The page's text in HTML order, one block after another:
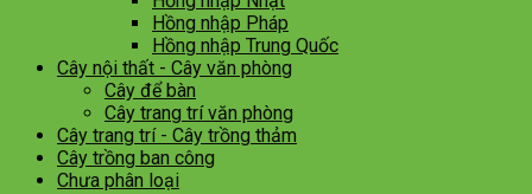
Hồng nhập Pháp
Hồng nhập Trung Quốc
Cây nội thất - Cây văn phòng
Cây để bàn
Cây trang trí văn phòng
Cây trang trí - Cây trồng thảm
Cây trồng ban công
Chưa phân loại